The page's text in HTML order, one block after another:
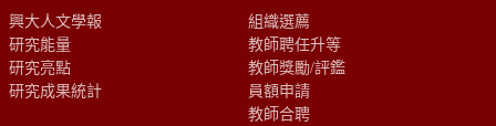
興大人文學報
研究能量
研究亮點
研究成果統計
組織選薦
教師聘任升等
教師獎勵/評鑑
員額申請
教師合聘